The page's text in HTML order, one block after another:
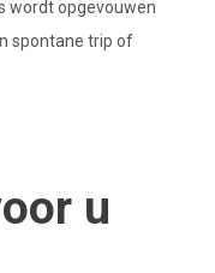
wordt opgevouwen
spontane trip of
u